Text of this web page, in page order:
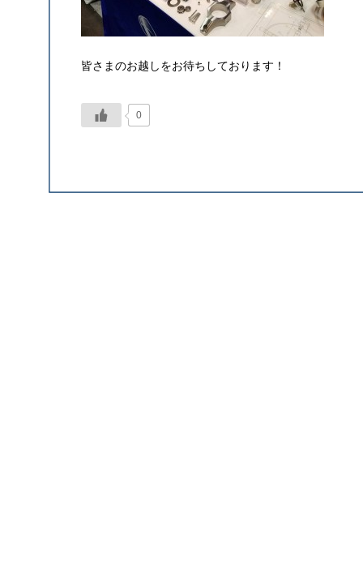
皆さまのお越しをお待ちしております！
0